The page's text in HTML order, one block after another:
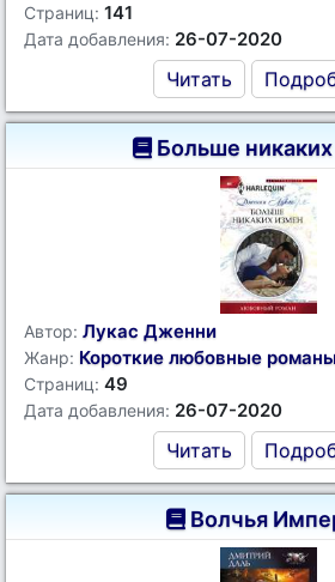
Страниц: 141
Дата добавления: 26-07-2020
Читать
Больше
Автор: Лукас Дженни
Жанр: Короткие любовные романы
Страниц: 49
Дата добавления: 26-07-2020
Читать
Волчья